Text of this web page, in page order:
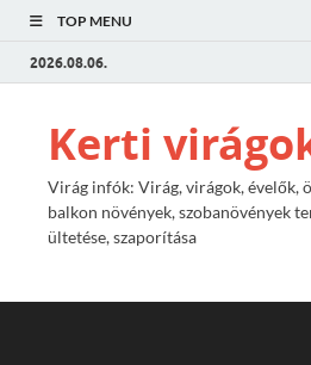
TOP MENU
2026.08.06.
Kerti
Virág infók: Virág, virágok, évelők,
balkon növények, szobanövények
ültetése, szaporítása